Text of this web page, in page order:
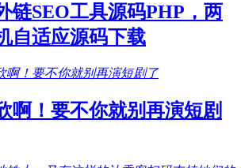
链SEO工具源码PHP，两
自适应源码下载
啊！要不你就别再演短剧